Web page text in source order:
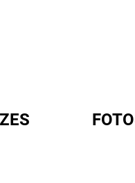
BUSCA